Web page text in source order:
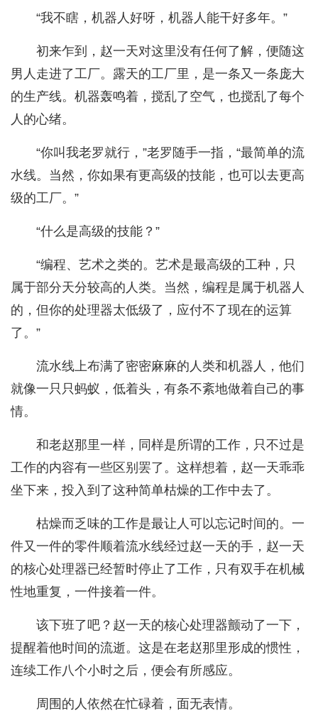
“我不瞎，机器人好呀，机器人能干好多年。”
初来乍到，赵一天对这里没有任何了解，便随这
男人走进了工厂。露天的工厂里，是一条又一条庞大
的生产线。机器轰鸣着，搅乱了空气，也搅乱了每个
人的心绪。
“你叫我老罗就行，”老罗随手一指，“最简单的流
水线。当然，你如果有更高级的技能，也可以去更高
级的工厂。”
“什么是高级的技能？”
“编程、艺术之类的。艺术是最高级的工种，只
属于部分天分较高的人类。当然，编程是属于机器人
的，但你的处理器太低级了，应付不了现在的运算
了。”
流水线上布满了密密麻麻的人类和机器人，他们
就像一只只蚂蚁，低着头，有条不紊地做着自己的事
情。
和老赵那里一样，同样是所谓的工作，只不过是
工作的内容有一些区别罢了。这样想着，赵一天乖乖
坐下来，投入到了这种简单枯燥的工作中去了。
枯燥而乏味的工作是最让人可以忘记时间的。一
件又一件的零件顺着流水线经过赵一天的手，赵一天
的核心处理器已经暂时停止了工作，只有双手在机械
性地重复，一件接着一件。
该下班了吧？赵一天的核心处理器颤动了一下，
提醒着他时间的流逝。这是在老赵那里形成的惯性，
连续工作八个小时之后，便会有所感应。
周围的人依然在忙碌着，面无表情。